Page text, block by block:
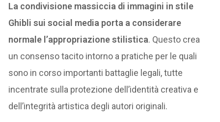
La condivisione massiccia di immagini in stile
Ghibli sui social media porta a considerare
normale l’appropriazione stilistica. Questo crea
un consenso tacito intorno a pratiche per le quali
sono in corso importanti battaglie legali, tutte
incentrate sulla protezione dell’identità creativa e
dell’integrità artistica degli autori originali.